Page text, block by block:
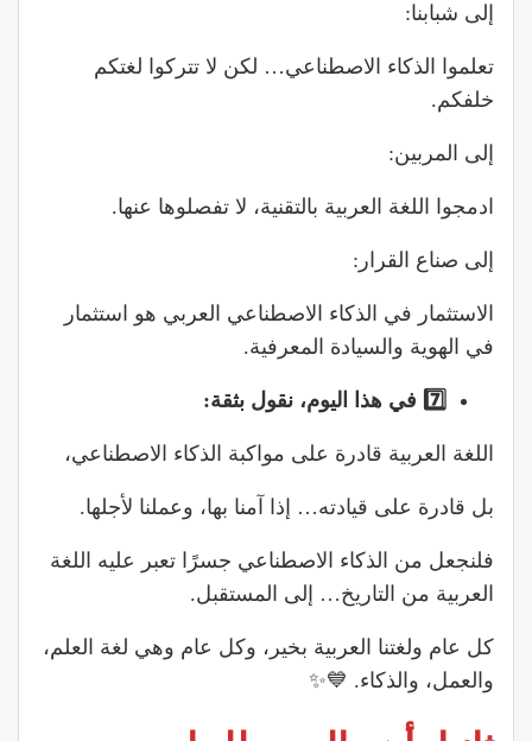
إلى شبابنا:
تعلموا الذكاء الاصطناعي… لكن لا تتركوا لغتكم
خلفكم.
إلى المربين:
ادمجوا اللغة العربية بالتقنية، لا تفصلوها عنها.
إلى صناع القرار:
الاستثمار في الذكاء الاصطناعي العربي هو استثمار
في الهوية والسيادة المعرفية.
7️ في هذا اليوم، نقول بثقة:
اللغة العربية قادرة على مواكبة الذكاء الاصطناعي،
بل قادرة على قيادته… إذا آمنا بها، وعملنا لأجلها.
فلنجعل من الذكاء الاصطناعي جسرًا تعبر عليه اللغة
العربية من التاريخ… إلى المستقبل.
كل عام ولغتنا العربية بخير، وكل عام وهي لغة العلم،
والعمل، والذكاء. 💙✨